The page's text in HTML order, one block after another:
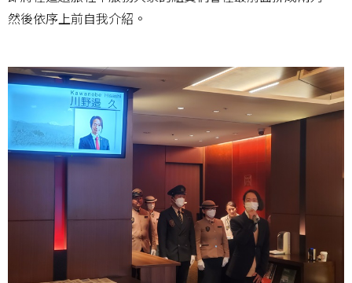
然後依序上前自我介紹。